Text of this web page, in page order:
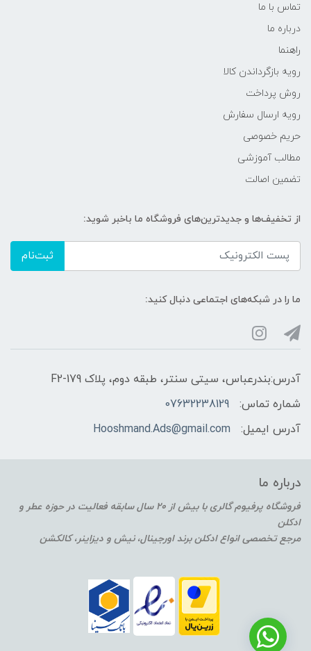
تماس با ما
درباره ما
راهنما
رویه‌ بازگرداندن کالا
روش پرداخت
رویه ارسال سفارش
حریم خصوصی
مطالب آموزشی
تضمین اصالت
از تخفیف‌ها و جدیدترین‌های فروشگاه ما باخبر شوید:
ثبت‌نام
ما را در شبکه‌های اجتماعی دنبال کنید:
آدرس:بندرعباس، سیتی سنتر، طبقه دوم، پلاک F2-179
شماره تماس:
07632238129
آدرس ایمیل:
Hooshmand.Ads@gmail.com
درباره ما
فروشگاه پرفیوم گالری با بیش از 20 سال سابقه فعالیت در حوزه عطر و
ادکلن
مرجع تخصصی انواع ادکلن برند اورجینال، نیش و دیزاینر، کالکشن